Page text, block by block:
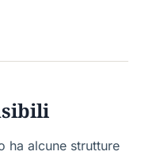
ha alcune strutture